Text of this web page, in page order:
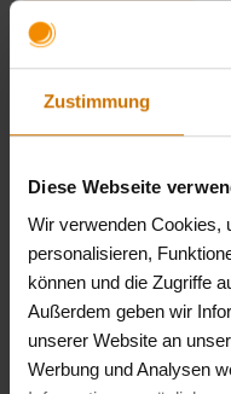
Zustimmung
Diese Webseite
Wir verwenden Cookies,
personalisieren,
können und die Zugriffe
Außerdem geben wir
unserer Website an
Werbung und Analysen
Achten Sie bei Ihrem
Kinder bis zur
von der Anforderung
gesundheitlichen
können, dürfen die
Zeitpunkt ohne Foto